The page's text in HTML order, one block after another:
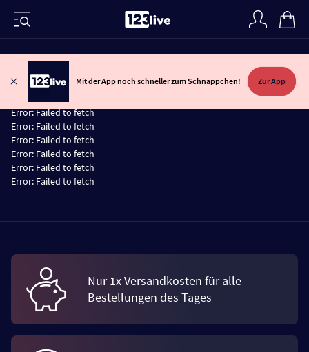
Mit der App noch schneller zum Schnäppchen!
Zur App
Failed to fetch
Error:Failed to fetch
Error: Failed to fetch
Error: Failed to fetch
Error: Failed to fetch
Error: Failed to fetch
Error: Failed to fetch
Nur 1x Versandkosten für alle
Bestellungen des Tages